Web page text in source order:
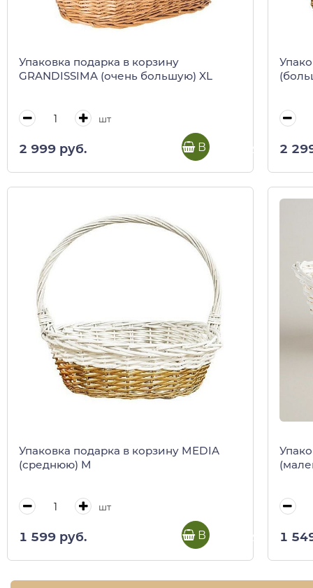
Упаковка подарка в корзину
GRANDISSIMA (очень большую) XL
шт
2 999 руб. В корзину 2
Упаковка подарка в корзину MEDIA
(среднюю) M
шт
1 599 руб. В корзину 1